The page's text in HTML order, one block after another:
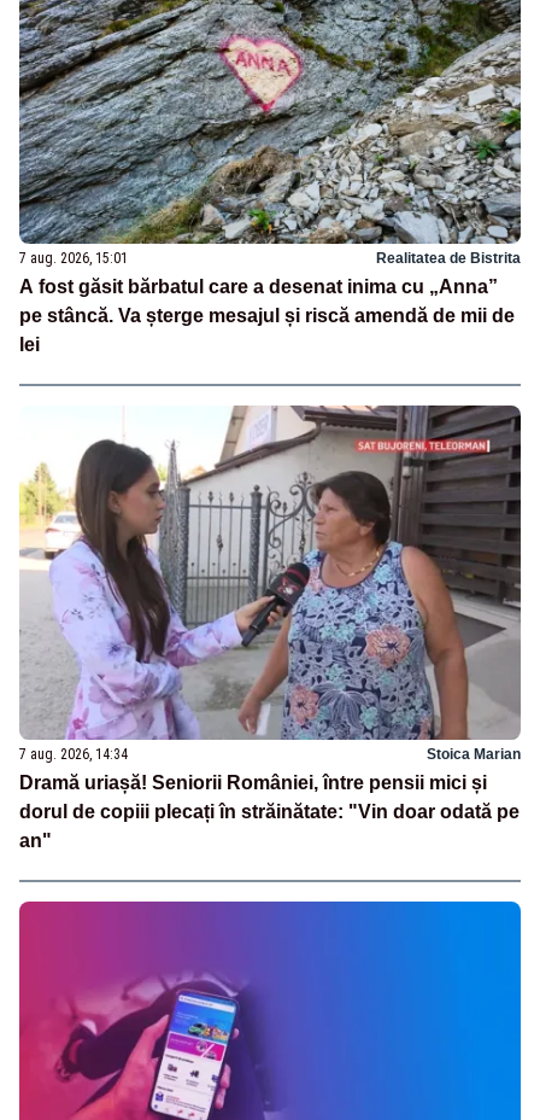
7 aug. 2026, 15:01 Realitatea de Bistrita
A fost găsit bărbatul care a desenat inima cu „Anna”
pe stâncă. Va șterge mesajul și riscă amendă de mii de
lei
7 aug. 2026, 14:34 Stoica Marian
Dramă uriașă! Seniorii României, între pensii mici și
dorul de copiii plecați în străinătate: "Vin doar odată pe
an"